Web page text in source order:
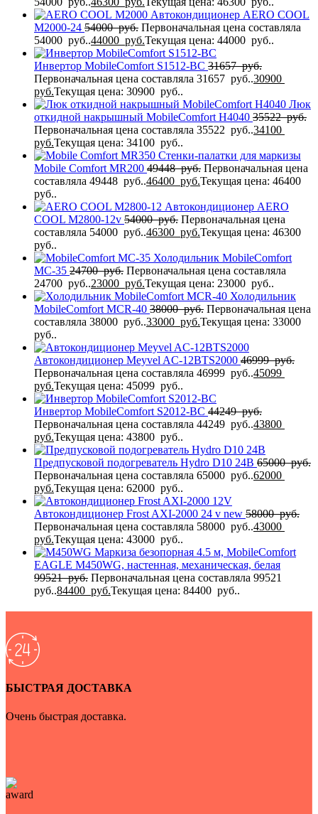
Автокондиционер AERO COOL
M2000-24 54000руб. Первоначальная цена составляла
54000 руб..44000 руб.Текущая цена: 44000 руб..
Инвертор MobileComfort S1512-BC 31657руб.
Первоначальная цена составляла 31657 руб..30900
руб.Текущая цена: 30900 руб..
Люк
откидной накрышный MobileComfort H4040 35522руб.
Первоначальная цена составляла 35522 руб..34100
руб.Текущая цена: 34100 руб..
Стенки-палатки для маркизы
Mobile Comfort МR200 49448руб. Первоначальная цена
составляла 49448 руб..46400 руб.Текущая цена: 46400
руб..
Автокондиционер AERO
COOL M2800-12v 54000руб. Первоначальная цена
составляла 54000 руб..46300 руб.Текущая цена: 46300
руб..
Холодильник MobileComfort
MC-35 24700руб. Первоначальная цена составляла
24700 руб..23000 руб.Текущая цена: 23000 руб..
Холодильник
MobileComfort MCR-40 38000руб. Первоначальная цена
составляла 38000 руб..33000 руб.Текущая цена: 33000
руб..
Автокондиционер Meyvel AC-12BTS2000 46999руб.
Первоначальная цена составляла 46999 руб..45099
руб.Текущая цена: 45099 руб..
Инвертор MobileComfort S2012-BC 44249руб.
Первоначальная цена составляла 44249 руб..43800
руб.Текущая цена: 43800 руб..
Предпусковой подогреватель Hydro D10 24В 65000руб.
Первоначальная цена составляла 65000 руб..62000
руб.Текущая цена: 62000 руб..
Автокондиционер Frost AXI-2000 24 v new 58000руб.
Первоначальная цена составляла 58000 руб..43000
руб.Текущая цена: 43000 руб..
Маркиза безопорная 4.5 м, MobileComfort
EAGLE M450WG, настенная, механическая, белая
99521руб. Первоначальная цена составляла 99521
руб..84400 руб.Текущая цена: 84400 руб..
БЫСТРАЯ ДОСТАВКА
Очень быстрая доставка.